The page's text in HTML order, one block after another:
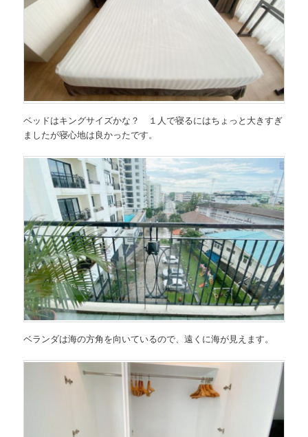
ベッドはキングサイズかな？ １人で寝るにはちょっと大きすぎ
ましたが寝心地は良かったです。
ベランダは海の方角を向いているので、遠くに海が見えます。